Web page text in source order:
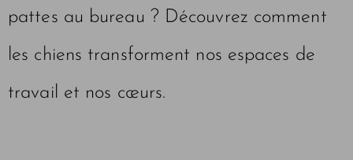
pattes au bureau ? Découvrez comment
les chiens transforment nos espaces de
travail et nos cœurs.